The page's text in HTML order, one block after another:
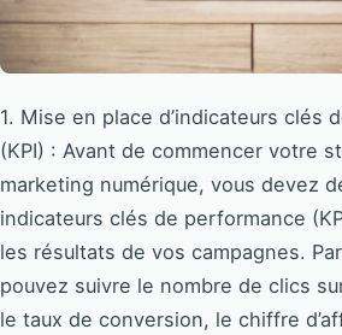
1. Mise en place d’indicateurs clés
(KPI) : Avant de commencer votre
marketing numérique, vous devez
indicateurs clés de performance
les résultats de vos campagnes.
pouvez suivre le nombre de clics
le taux de conversion, le chiffre